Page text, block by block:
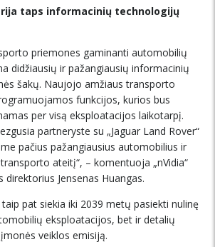
taps informacinių technologijų
priemones gaminanti automobilių
didžiausių ir pažangiausių informacinių
šakų. Naujojo amžiaus transporto
funkcijos, kurios bus
per visą eksploatacijos laikotarpį.
partneryste su „Jaguar Land Rover“
pačius pažangiausius automobilius ir
ateitį“, – komentuoja „nVidia“
direktorius Jensenas Huangas.
taip pat siekia iki 2039 metų pasiekti nulinę
eksploatacijos, bet ir detalių
veiklos emisiją.